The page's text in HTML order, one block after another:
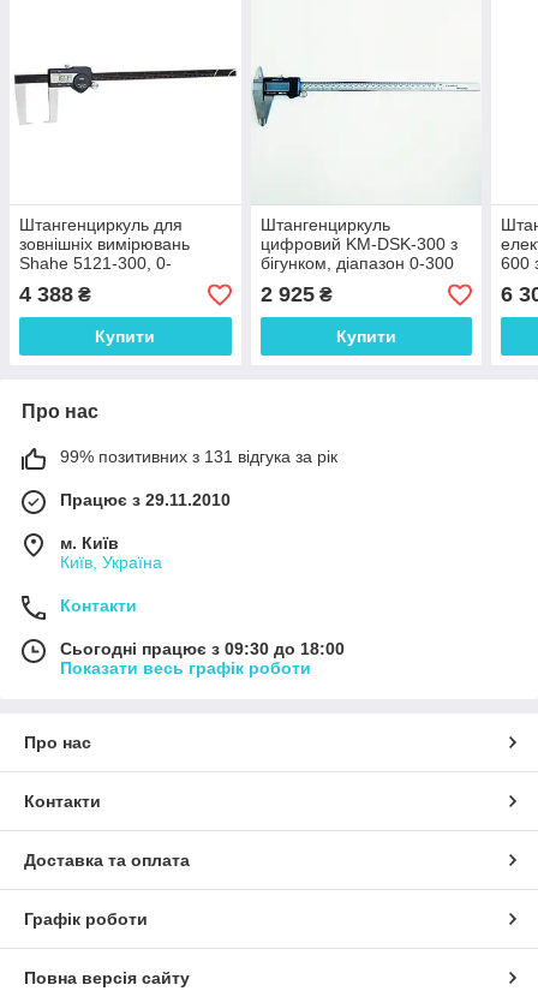
Штангенциркуль для
зовнішніх вимірювань
Shahe 5121-300, 0-
300/0,01 мм з бігунком
4 388 ₴
Купити
Штангенциркуль
цифровий KM-DSK-300 з
бігунком, діапазон 0-300
мм, крок виміру 0,01 мм,
точність ±0.03 мм
2 925₴
Купити
600
IP54
6
Про нас
99% позитивних з 131 відгука за рік
Працює з 29.11.2010
м. Київ
Київ, Україна
Контакти
Сьогодні працює з 09:30 до 18:00
Показати весь графік роботи
Про нас
Контакти
Доставка та оплата
Графік роботи
Повна версія сайту